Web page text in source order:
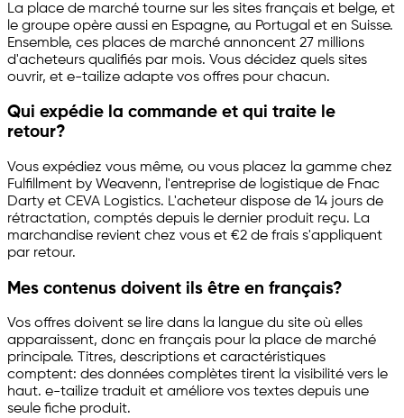
La place de marché tourne sur les sites français et belge, et
le groupe opère aussi en Espagne, au Portugal et en Suisse.
Ensemble, ces places de marché annoncent 27 millions
d'acheteurs qualifiés par mois. Vous décidez quels sites
ouvrir, et e-tailize adapte vos offres pour chacun.
Qui expédie la commande et qui traite le
retour?
Vous expédiez vous même, ou vous placez la gamme chez
Fulfillment by Weavenn, l'entreprise de logistique de Fnac
Darty et CEVA Logistics. L'acheteur dispose de 14 jours de
rétractation, comptés depuis le dernier produit reçu. La
marchandise revient chez vous et €2 de frais s'appliquent
par retour.
Mes contenus doivent ils être en français?
Vos offres doivent se lire dans la langue du site où elles
apparaissent, donc en français pour la place de marché
principale. Titres, descriptions et caractéristiques
comptent: des données complètes tirent la visibilité vers le
haut. e-tailize traduit et améliore vos textes depuis une
seule fiche produit.